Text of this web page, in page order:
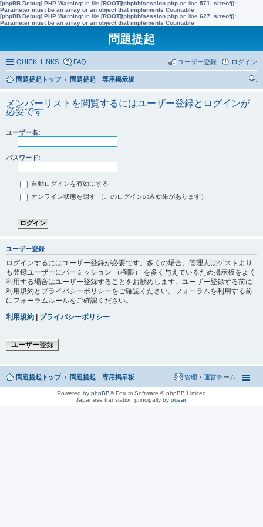
[phpBB Debug] PHP Warning: in file [ROOT]/phpbb/session.php on line 571 : sizeof():
Parameter must be an array or an object that implements Countable
[phpBB Debug] PHP Warning: in file [ROOT]/phpbb/session.php on line 627: sizeof():
Parameter must be an array or an object that implements Countable
問題提起
QUICK_LINKS FAQ ログイン
ユーザー登録
問題提起トップ
問題提起 専用掲示板
メンバーリストを閲覧するにはユーザー登録とログインが
必要です
ユーザー名:
パスワード:
自動ログインを有効にする
オンライン状態を隠す （このログインのみ効果があります）
ユーザー登録
ログインするにはユーザー登録が必要です。多くの場合、管理人はゲストより
も登録ユーザーにパーミッション （権限） を多く与えているため掲示板をよく
利用する場合はユーザー登録することをお勧めします。ユーザー登録する前に
利用規約とプライバシーポリシーをご確認ください。フォーラムを利用する前
にフォーラムルールをご確認ください。
利用規約 | プライバシーポリシー
ユーザー登録
問題提起トップ 問題提起 専用掲示板 管理・運営チーム
Powered by phpBB® Forum Software © phpBB Limited
Japanese translation principally by ocean